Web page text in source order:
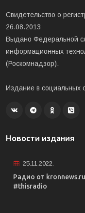
Свидетельство о
26.08.2013
Выдано Федеральной
информационных
(Роскомнадзор).
Издание в социальных
Новости издания
25.11.2022.
Радио от
#thisradio